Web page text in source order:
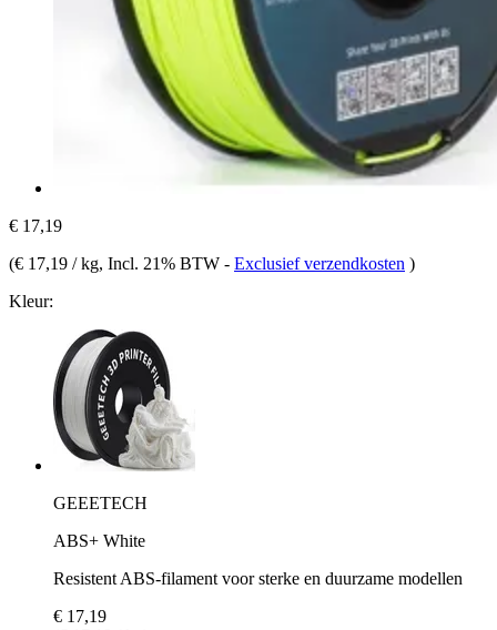
€ 17,19
(€ 17,19 / kg, Incl. 21% BTW - Exclusief verzendkosten )
Kleur:
GEEETECH
ABS+ White
Resistent ABS-filament voor sterke en duurzame modellen
€ 17,19